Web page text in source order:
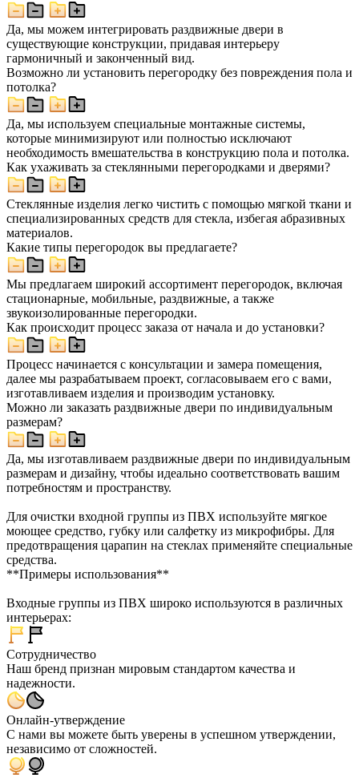
Да, мы можем интегрировать раздвижные двери в
существующие конструкции, придавая интерьеру
гармоничный и законченный вид.
Возможно ли установить перегородку без повреждения пола и
потолка?
Да, мы используем специальные монтажные системы,
которые минимизируют или полностью исключают
необходимость вмешательства в конструкцию пола и потолка.
Как ухаживать за стеклянными перегородками и дверями?
Стеклянные изделия легко чистить с помощью мягкой ткани и
специализированных средств для стекла, избегая абразивных
материалов.
Какие типы перегородок вы предлагаете?
Мы предлагаем широкий ассортимент перегородок, включая
стационарные, мобильные, раздвижные, а также
звукоизолированные перегородки.
Как происходит процесс заказа от начала и до установки?
Процесс начинается с консультации и замера помещения,
далее мы разрабатываем проект, согласовываем его с вами,
изготавливаем изделия и производим установку.
Можно ли заказать раздвижные двери по индивидуальным
размерам?
Да, мы изготавливаем раздвижные двери по индивидуальным
размерам и дизайну, чтобы идеально соответствовать вашим
потребностям и пространству.
Для очистки входной группы из ПВХ используйте мягкое
моющее средство, губку или салфетку из микрофибры. Для
предотвращения царапин на стеклах применяйте специальные
средства.
**Примеры использования**
Входные группы из ПВХ широко используются в различных
интерьерах:
Сотрудничество
Наш бренд признан мировым стандартом качества и
надежности.
Онлайн-утверждение
С нами вы можете быть уверены в успешном утверждении,
независимо от сложностей.